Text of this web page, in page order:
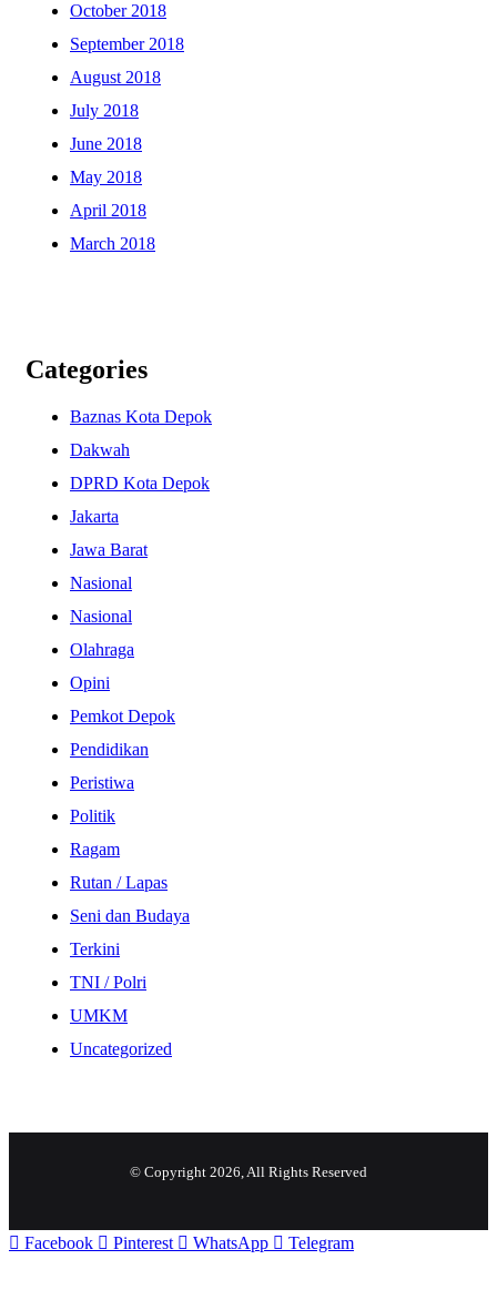
October 2018
September 2018
August 2018
July 2018
June 2018
May 2018
April 2018
March 2018
Categories
Baznas Kota Depok
Dakwah
DPRD Kota Depok
Jakarta
Jawa Barat
Nasional
Nasional
Olahraga
Opini
Pemkot Depok
Pendidikan
Peristiwa
Politik
Ragam
Rutan / Lapas
Seni dan Budaya
Terkini
TNI / Polri
UMKM
Uncategorized
© Copyright 2026, All Rights Reserved
Facebook Pinterest WhatsApp Telegram